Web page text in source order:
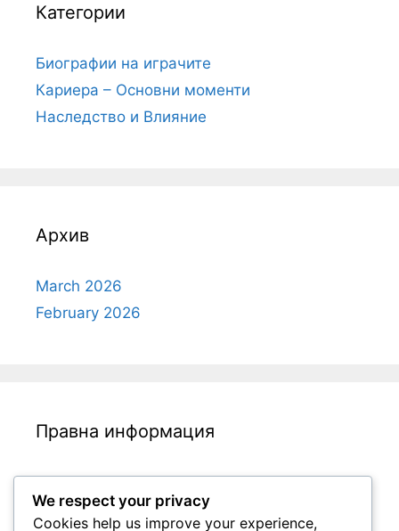
Категории
Биографии на играчите
Кариера – Основни моменти
Наследство и Влияние
Архив
March 2026
February 2026
Правна информация
Общи условия
За нас
We respect your privacy
Cookies help us improve your experience,